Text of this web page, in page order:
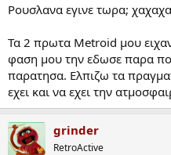
Ρουσλανα εγινε τωρα;
Τα 2 πρωτα Metroid μου
φαση μου την εδωσε παρα
παρατησα. Ελπιζω τα
εχει και να εχει την
grinder
RetroActive